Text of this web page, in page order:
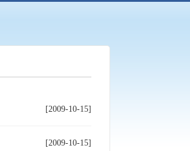
[2009-10-15]
[2009-10-15]